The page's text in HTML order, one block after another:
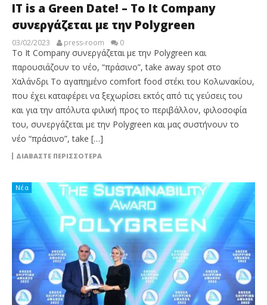
IT is a Green Date! – To It Company
συνεργάζεται με την Polygreen
03/02/2023 press-room 0
To It Company συνεργάζεται με την Polygreen και
παρουσιάζουν το νέο, “πράσινο”, take away spot στο
Χαλάνδρι Το αγαπημένο comfort food στέκι του Κολωνακίου,
που έχει καταφέρει να ξεχωρίσει εκτός από τις γεύσεις του
και για την απόλυτα φιλική προς το περιβάλλον, φιλοσοφία
του, συνεργάζεται με την Polygreen και μας συστήνουν το
νέο “πράσινο”, take […]
ΔΙΑΒΆΣΤΕ ΠΕΡΙΣΣΌΤΕΡΑ
Νέα